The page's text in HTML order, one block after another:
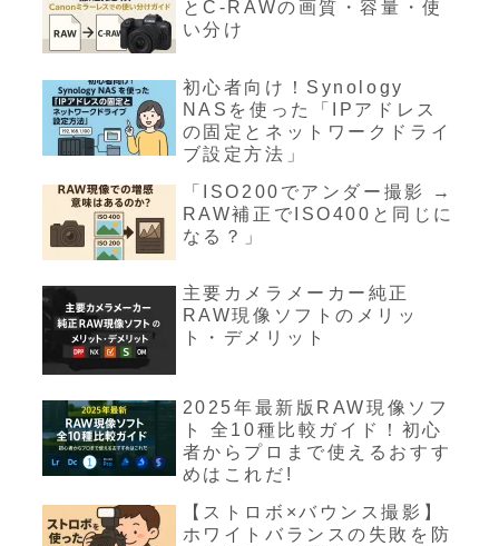
とC-RAWの画質・容量・使
い分け
初心者向け！Synology
NASを使った「IPアドレス
の固定とネットワークドライ
ブ設定方法」
「ISO200でアンダー撮影 →
RAW補正でISO400と同じに
なる？」
主要カメラメーカー純正
RAW現像ソフトのメリッ
ト・デメリット
2025年最新版RAW現像ソフ
ト 全10種比較ガイド！初心
者からプロまで使えるおすす
めはこれだ!
【ストロボ×バウンス撮影】
ホワイトバランスの失敗を防